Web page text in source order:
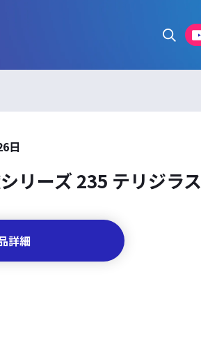
日
リーズ 235 テリジラス
詳細